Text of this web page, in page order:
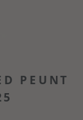
PEUNT